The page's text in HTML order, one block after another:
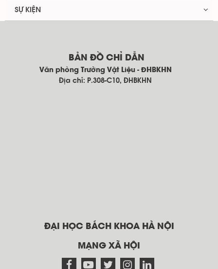
SỰ KIỆN
BẢN ĐỒ CHỈ DẪN
Văn phòng Trường Vật Liệu - ĐHBKHN
Địa chỉ: P.308-C10, ĐHBKHN
ĐẠI HỌC BÁCH KHOA HÀ NỘI
MẠNG XÃ HỘI